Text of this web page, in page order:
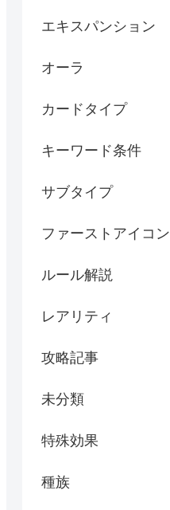
エキスパンション
オーラ
カードタイプ
キーワード条件
サブタイプ
ファーストアイコン
ルール解説
レアリティ
攻略記事
未分類
特殊効果
種族